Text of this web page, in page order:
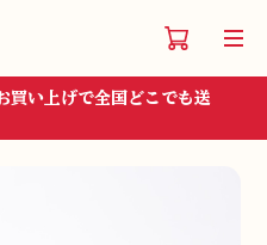
買い上げで全国どこでも送